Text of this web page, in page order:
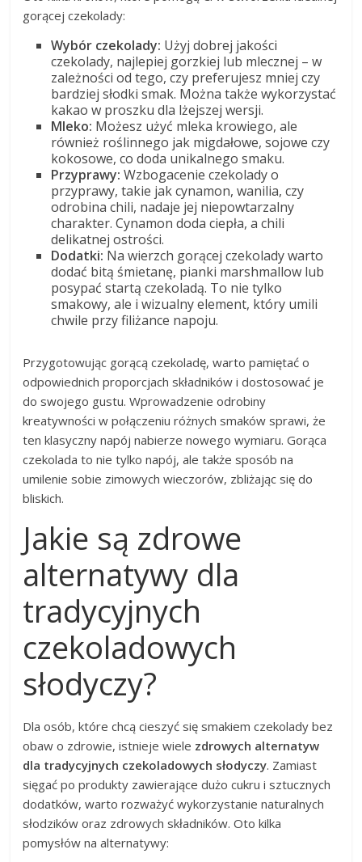
gorącej czekolady:
Wybór czekolady: Użyj dobrej jakości
czekolady, najlepiej gorzkiej lub mlecznej – w
zależności od tego, czy preferujesz mniej czy
bardziej słodki smak. Można także wykorzystać
kakao w proszku dla lżejszej wersji.
Mleko: Możesz użyć mleka krowiego, ale
również roślinnego jak migdałowe, sojowe czy
kokosowe, co doda unikalnego smaku.
Przyprawy: Wzbogacenie czekolady o
przyprawy, takie jak cynamon, wanilia, czy
odrobina chili, nadaje jej niepowtarzalny
charakter. Cynamon doda ciepła, a chili
delikatnej ostrości.
Dodatki: Na wierzch gorącej czekolady warto
dodać bitą śmietanę, pianki marshmallow lub
posypać startą czekoladą. To nie tylko
smakowy, ale i wizualny element, który umili
chwile przy filiżance napoju.
Przygotowując gorącą czekoladę, warto pamiętać o
odpowiednich proporcjach składników i dostosować je
do swojego gustu. Wprowadzenie odrobiny
kreatywności w połączeniu różnych smaków sprawi, że
ten klasyczny napój nabierze nowego wymiaru. Gorąca
czekolada to nie tylko napój, ale także sposób na
umilenie sobie zimowych wieczorów, zbliżając się do
bliskich.
Jakie są zdrowe
alternatywy dla
tradycyjnych
czekoladowych
słodyczy?
Dla osób, które chcą cieszyć się smakiem czekolady bez
obaw o zdrowie, istnieje wiele zdrowych alternatyw
dla tradycyjnych czekoladowych słodyczy. Zamiast
sięgać po produkty zawierające dużo cukru i sztucznych
dodatków, warto rozważyć wykorzystanie naturalnych
słodzików oraz zdrowych składników. Oto kilka
pomysłów na alternatywy: